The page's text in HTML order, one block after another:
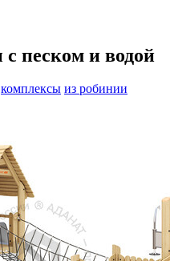
песком и водой
комплексы из робинии